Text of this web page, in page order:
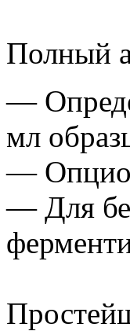
Полный
—
мл
—
— Для